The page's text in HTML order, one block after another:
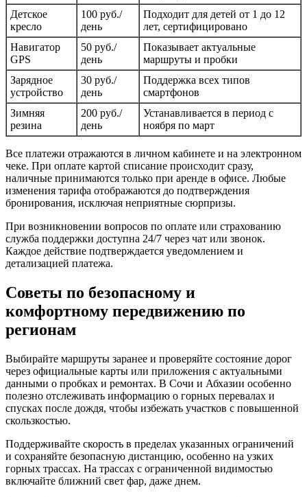
Детское
кресло
100 руб./
день
Подходит для детей от 1 до 12
лет, сертифицировано
Навигатор
GPS
50 руб./
день
Показывает актуальные
маршруты и пробки
Зарядное
устройство
30 руб./
день
Поддержка всех типов
смартфонов
Зимняя
резина
200 руб./
день
Устанавливается в период с
ноября по март
Все платежи отражаются в личном кабинете и на электронном
чеке. При оплате картой списание происходит сразу,
наличные принимаются только при аренде в офисе. Любые
изменения тарифа отображаются до подтверждения
бронирования, исключая неприятные сюрпризы.
При возникновении вопросов по оплате или страхованию
служба поддержки доступна 24/7 через чат или звонок.
Каждое действие подтверждается уведомлением и
детализацией платежа.
Советы по безопасному и
комфортному передвижению по
регионам
Выбирайте маршруты заранее и проверяйте состояние дорог
через официальные карты или приложения с актуальными
данными о пробках и ремонтах. В Сочи и Абхазии особенно
полезно отслеживать информацию о горных перевалах и
спусках после дождя, чтобы избежать участков с повышенной
скользкостью.
Поддерживайте скорость в пределах указанных ограничений
и сохраняйте безопасную дистанцию, особенно на узких
горных трассах. На трассах с ограниченной видимостью
включайте ближний свет фар, даже днем.